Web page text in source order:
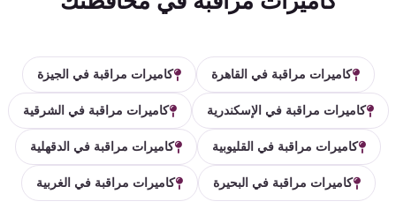
كاميرات مراقبة في القاهرة كاميرات مراقبة في الجيزة
كاميرات مراقبة في الإسكندرية كاميرات مراقبة في الشرقية
كاميرات مراقبة في القليوبية كاميرات مراقبة في الدقهلية
كاميرات مراقبة في البحيرة كاميرات مراقبة في الغربية